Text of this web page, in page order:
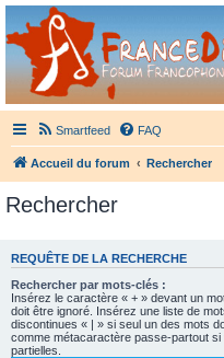
France Didgeridoo
Didgeridoo et Guimbarde sur France
Smartfeed FAQ
Accueil du forum Rechercher
Rechercher
REQUÊTE DE LA RECHERCHE
Rechercher par mots-clés :
Insérez le caractère « + » devant un
doit être ignoré. Insérez une liste de
discontinues « | » si seul un des mots
comme métacaractère passe-partout
partielles.